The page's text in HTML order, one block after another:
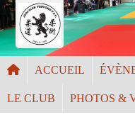
ACCUEIL
LE CLUB PHOTOS &
Panneau de gestion des